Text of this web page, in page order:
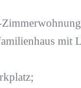
Zimmerwohnung
mit